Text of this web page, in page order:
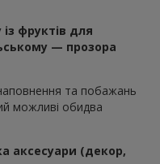
фруктів для
— прозора
та побажань
можливі обидва
аксесуари (декор,